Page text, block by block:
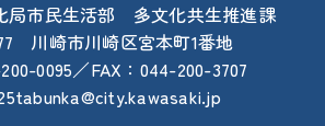
局市民生活部 多文化共生推進課
川崎市川崎区宮本町1番地
0095／FAX：044-200-3707